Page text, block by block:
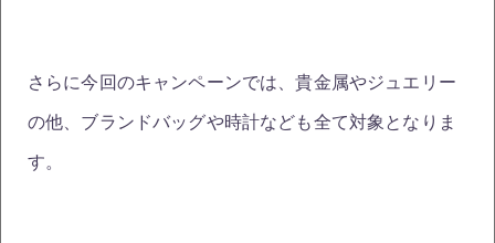
さらに今回のキャンペーンでは、貴金属やジュエリー
の他、ブランドバッグや時計なども全て対象となりま
す。